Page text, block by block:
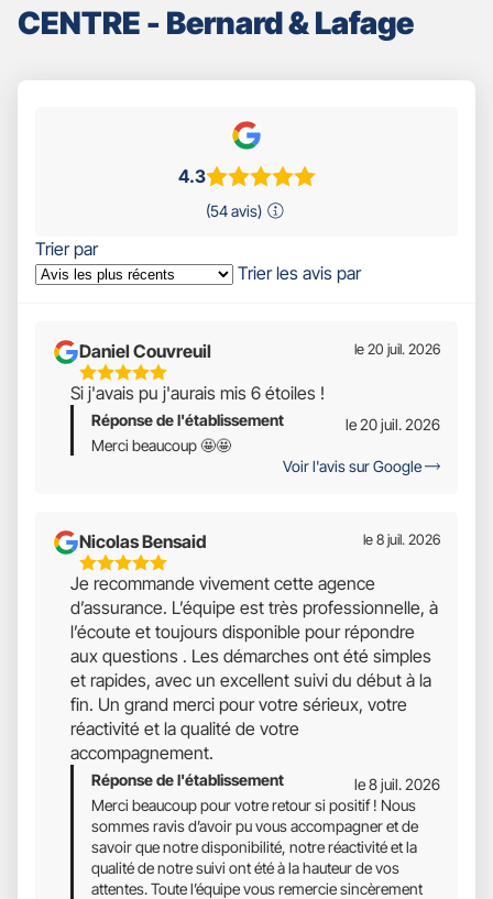
CENTRE - Bernard & Lafage
4.3
(54 avis)
Trier par
Trier les avis par
Daniel Couvreuil
5
Étoiles
Sur
le 20 juil. 2026
Si j'avais pu j'aurais mis 6 étoiles !
Réponse de l'établissement
le 20 juil. 2026
Merci beaucoup 🤩🤩
Voir l'avis sur Google
Nicolas Bensaid
5
Étoiles
Sur
5
le 8 juil. 2026
Je recommande vivement cette agence
d’assurance. L’équipe est très professionnelle, à
l’écoute et toujours disponible pour répondre
aux questions . Les démarches ont été simples
et rapides, avec un excellent suivi du début à la
fin. Un grand merci pour votre sérieux, votre
réactivité et la qualité de votre
accompagnement.
Réponse de l'établissement
le 8 juil. 2026
Merci beaucoup pour votre retour si positif ! Nous
sommes ravis d’avoir pu vous accompagner et de
savoir que notre disponibilité, notre réactivité et la
qualité de notre suivi ont été à la hauteur de vos
attentes. Toute l’équipe vous remercie sincèrement